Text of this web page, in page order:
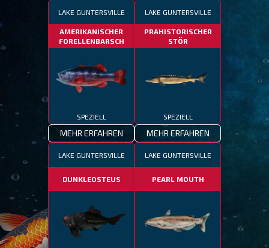
LAKE GUNTERSVILLE
AMERIKANISCHER
FORELLENBARSCH
SPEZIELL
MEHR ERFAHREN
LAKE GUNTERSVILLE
PRAHISTORISCHER
STÖR
SPEZIELL
MEHR ERFAHREN
LAKE GUNTERSVILLE
DUNKLEOSTEUS
LAKE GUNTERSVILLE
PEARL MOUTH